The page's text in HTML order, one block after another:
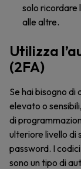
solo ricordare
alle altre.
Utilizza
(2FA)
Se hai bisogno
elevato o
di
ulteriore livello di
password. I
sono un tipo di